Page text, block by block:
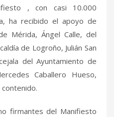
, con casi 10.000
ha recibido el apoyo de
Mérida, Ángel Calle, del
de Logroño, Julián San
del Ayuntamiento de
Caballero Hueso,
firmantes del Manifiesto